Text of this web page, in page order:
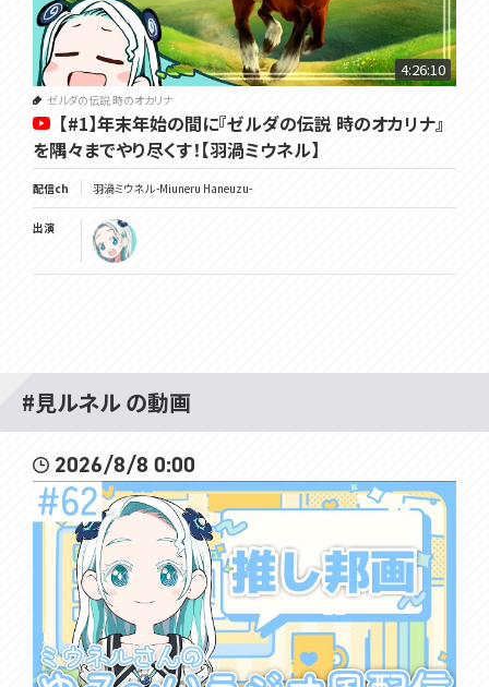
4:26:10
ゼルダの伝説 時のオカリナ
【#1】年末年始の間に『ゼルダの伝説 時のオカリナ』
を隅々までやり尽くす！【羽渦ミウネル】
配信ch 羽渦ミウネル -Miuneru Haneuzu-
出演
#見ルネル の動画
2026/8/8 0:00